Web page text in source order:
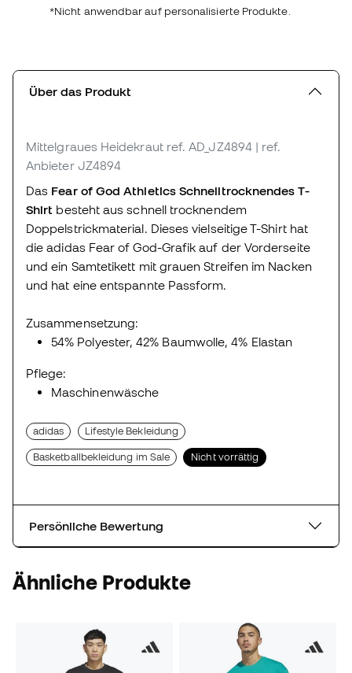
*Nicht anwendbar auf personalisierte Produkte.
Über das Produkt
Mittelgraues Heidekraut ref. AD_JZ4894 | ref.
Anbieter JZ4894
Das Fear of God Athletics Schnelltrocknendes T-
Shirt besteht aus schnell trocknendem
Doppelstrickmaterial. Dieses vielseitige T-Shirt hat
die adidas Fear of God-Grafik auf der Vorderseite
und ein Samtetikett mit grauen Streifen im Nacken
und hat eine entspannte Passform.
Zusammensetzung:
54% Polyester, 42% Baumwolle, 4% Elastan
Pflege:
Maschinenwäsche
adidas Lifestyle Bekleidung
Basketballbekleidung im Sale Nicht vorrättig
Persönliche Bewertung
Ähnliche Produkte